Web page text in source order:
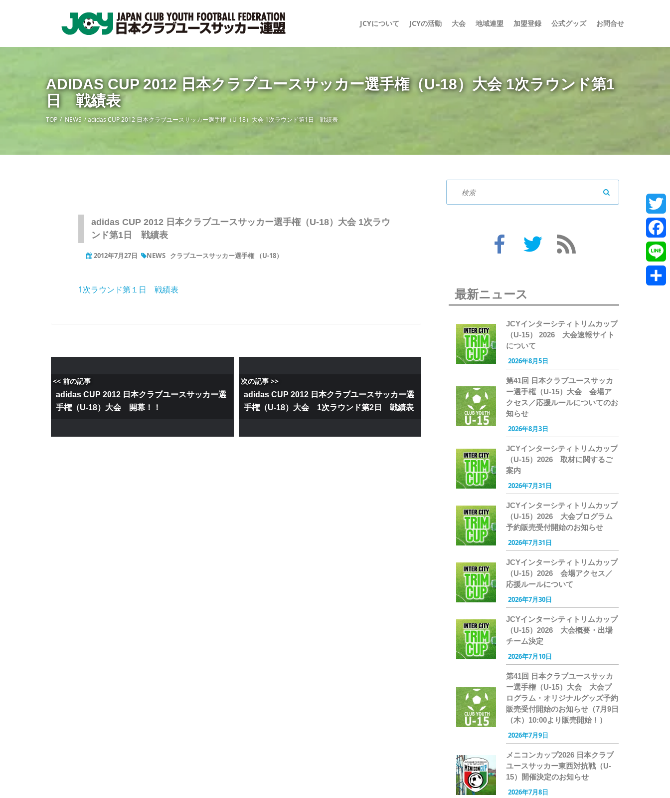
JCYについて JCYの活動 大会 地域連盟 加盟登録 公式グッズ お問合せ
ADIDAS CUP 2012 日本クラブユースサッカー選手権（U-18）大会 1次ラウンド第1
日 戦績表
TOP NEWS adidas CUP 2012 日本クラブユースサッカー選手権（U-18）大会 1次ラウンド第1日 戦績表
adidas CUP 2012 日本クラブユースサッカー選手権（U-18）大会 1次ラウ
ンド第1日 戦績表
2012年7月27日 NEWS クラブユースサッカー選手権 （U-18）
1次ラウンド第１日 戦績表
<< 前の記事
adidas CUP 2012 日本クラブユースサッカー選
手権（U-18）大会 開幕！！
次の記事 >>
adidas CUP 2012 日本クラブユースサッカー選
手権（U-18）大会 1次ラウンド第2日 戦績表
最新ニュース
JCYインターシティトリムカップ
（U-15） 2026 大会速報サイト
について
2026年8月5日
第41回 日本クラブユースサッカ
ー選手権（U-15）大会 会場ア
クセス／応援ルールについてのお
知らせ
2026年8月3日
JCYインターシティトリムカップ
（U-15）2026 取材に関するご
案内
2026年7月31日
JCYインターシティトリムカップ
（U-15）2026 大会プログラム
予約販売受付開始のお知らせ
2026年7月31日
JCYインターシティトリムカップ
（U-15）2026 会場アクセス／
応援ルールについて
2026年7月30日
JCYインターシティトリムカップ
（U-15）2026 大会概要・出場
チーム決定
2026年7月10日
第41回 日本クラブユースサッカ
ー選手権（U-15）大会 大会プ
ログラム・オリジナルグッズ予約
販売受付開始のお知らせ（7月9日
（木）10:00より販売開始！）
2026年7月9日
メニコンカップ2026 日本クラブ
ユースサッカー東西対抗戦（U-
15）開催決定のお知らせ
2026年7月8日
Line